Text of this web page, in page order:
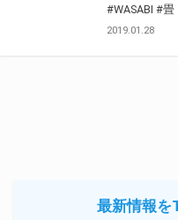
#WASABI #畳
2019.01.28
最新情報を